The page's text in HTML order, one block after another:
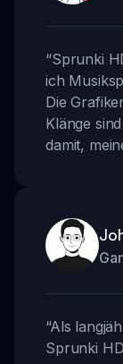
“Sprunki
ich
Die
Klänge
damit,
“Als
Sprunki